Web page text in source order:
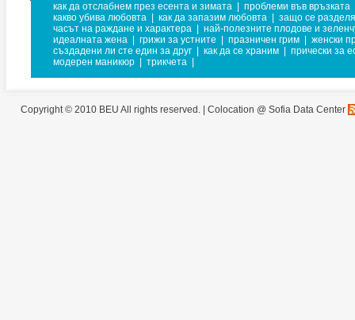
как да отслабнем през есента и зимата
проблеми във връзката
какво убива любовта
как да запазим любовта
защо се
часът на раждане и характера
най-полезните плодове и
идеалната жена
грижи за устните празничен грим
женски
създадени ли сте един за друг
как да се храним
прически за
модерен маникюр
трикчета
Copyright © 2010 BEU All rights reserved. | Colocation @ Sofia Data Center